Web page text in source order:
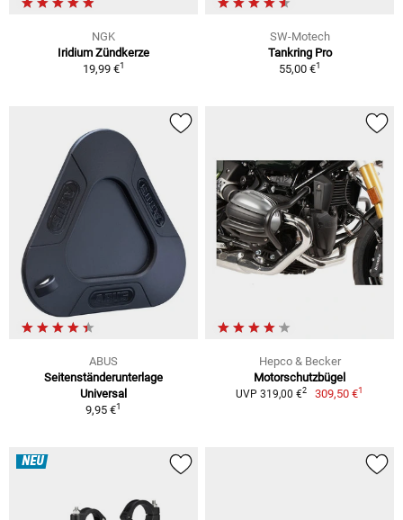
NGK
Iridium Zündkerze
19,99 €1
SW-Motech
Tankring Pro
55,00 €1
ABUS
Seitenständerunterlage
Universal
9,95 €1
Hepco & Becker
Motorschutzbügel
UVP 319,00 €2 309,50 €1
NEU